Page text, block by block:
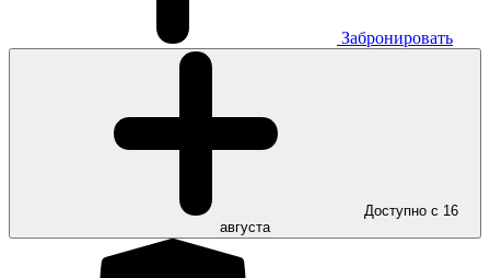
Забронировать
Доступно с 16
августа